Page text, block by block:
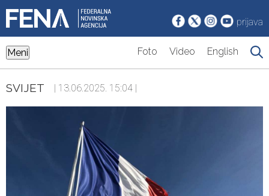
prijava
Meni Foto Video English
SVIJET | 13.06.2025. 15:04 |